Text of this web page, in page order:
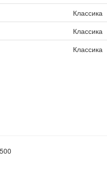
Классика
Классика
Классика